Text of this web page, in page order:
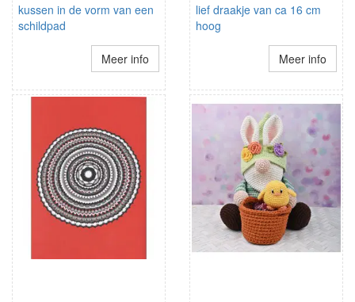
kussen in de vorm van een
schildpad
Meer info
lief draakje van ca 16 cm
hoog
Meer info